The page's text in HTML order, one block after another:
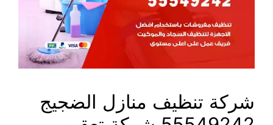
شركة تنظيف منازل الضجيج